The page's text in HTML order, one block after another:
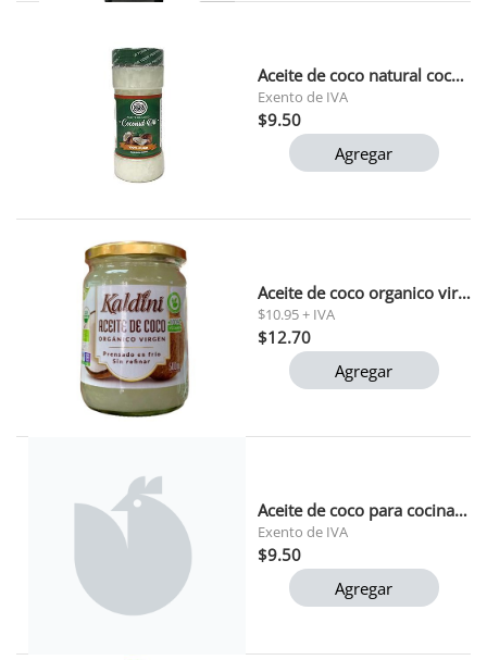
Aceite de coco natural coco evernatural 440 gr
Exento de IVA
$9.50
Agregar
Aceite de coco organico virgen kaldini 500ml 1x12
$10.95 + IVA
$12.70
Agregar
Aceite de coco para cocinar kaldini 500 ml
Exento de IVA
$9.50
Agregar